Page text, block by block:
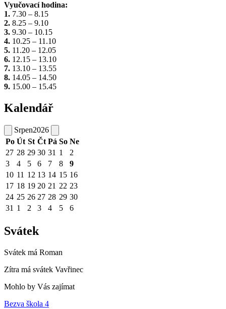
Vyučovací hodina:
1. 7.30 – 8.15
2. 8.25 – 9.10
3. 9.30 – 10.15
4. 10.25 – 11.10
5. 11.20 – 12.05
6. 12.15 – 13.10
7. 13.10 – 13.55
8. 14.05 – 14.50
9. 15.00 – 15.45
Kalendář
Srpen2026
Po Út St Čt Pá So Ne
27 28 29 30 31 1
2
3
4 5 6 7 8
9
10 11 12 13 14 15 16
17 18 19 20 21 22 23
24 25 26 27 28 29 30
31 1 2 3 4 5 6
Svátek
Svátek má Roman
Zítra má svátek Vavřinec
Mohlo by Vás zajímat
Bezva škola 4